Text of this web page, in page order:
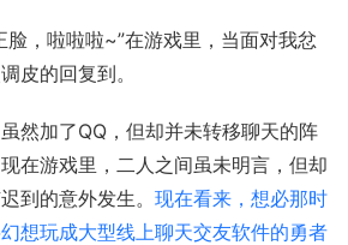
脸，啦啦啦~”在游戏里，当面对我忿
皮的回复到。
然加了QQ，但却并未转移聊天的阵
在游戏里，二人之间虽未明言，但却
到的意外发生。 现在看来，想必那时
想玩成大型线上聊天交友软件的勇者